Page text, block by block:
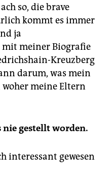
so, die brave
kommt es immer
ja
meiner Biografie
Kreuzberg
darum, was mein
woher meine Eltern
gestellt worden.
interessant gewesen